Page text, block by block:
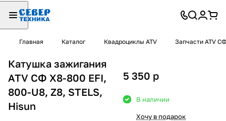
Главная Каталог Квадроциклы ATV Запчасти ATV СФ
Катушка зажигания
ATV СФ X8-800 EFI,
800-U8, Z8, STELS,
Hisun
5 350 p
В наличии
Хочу в подарок